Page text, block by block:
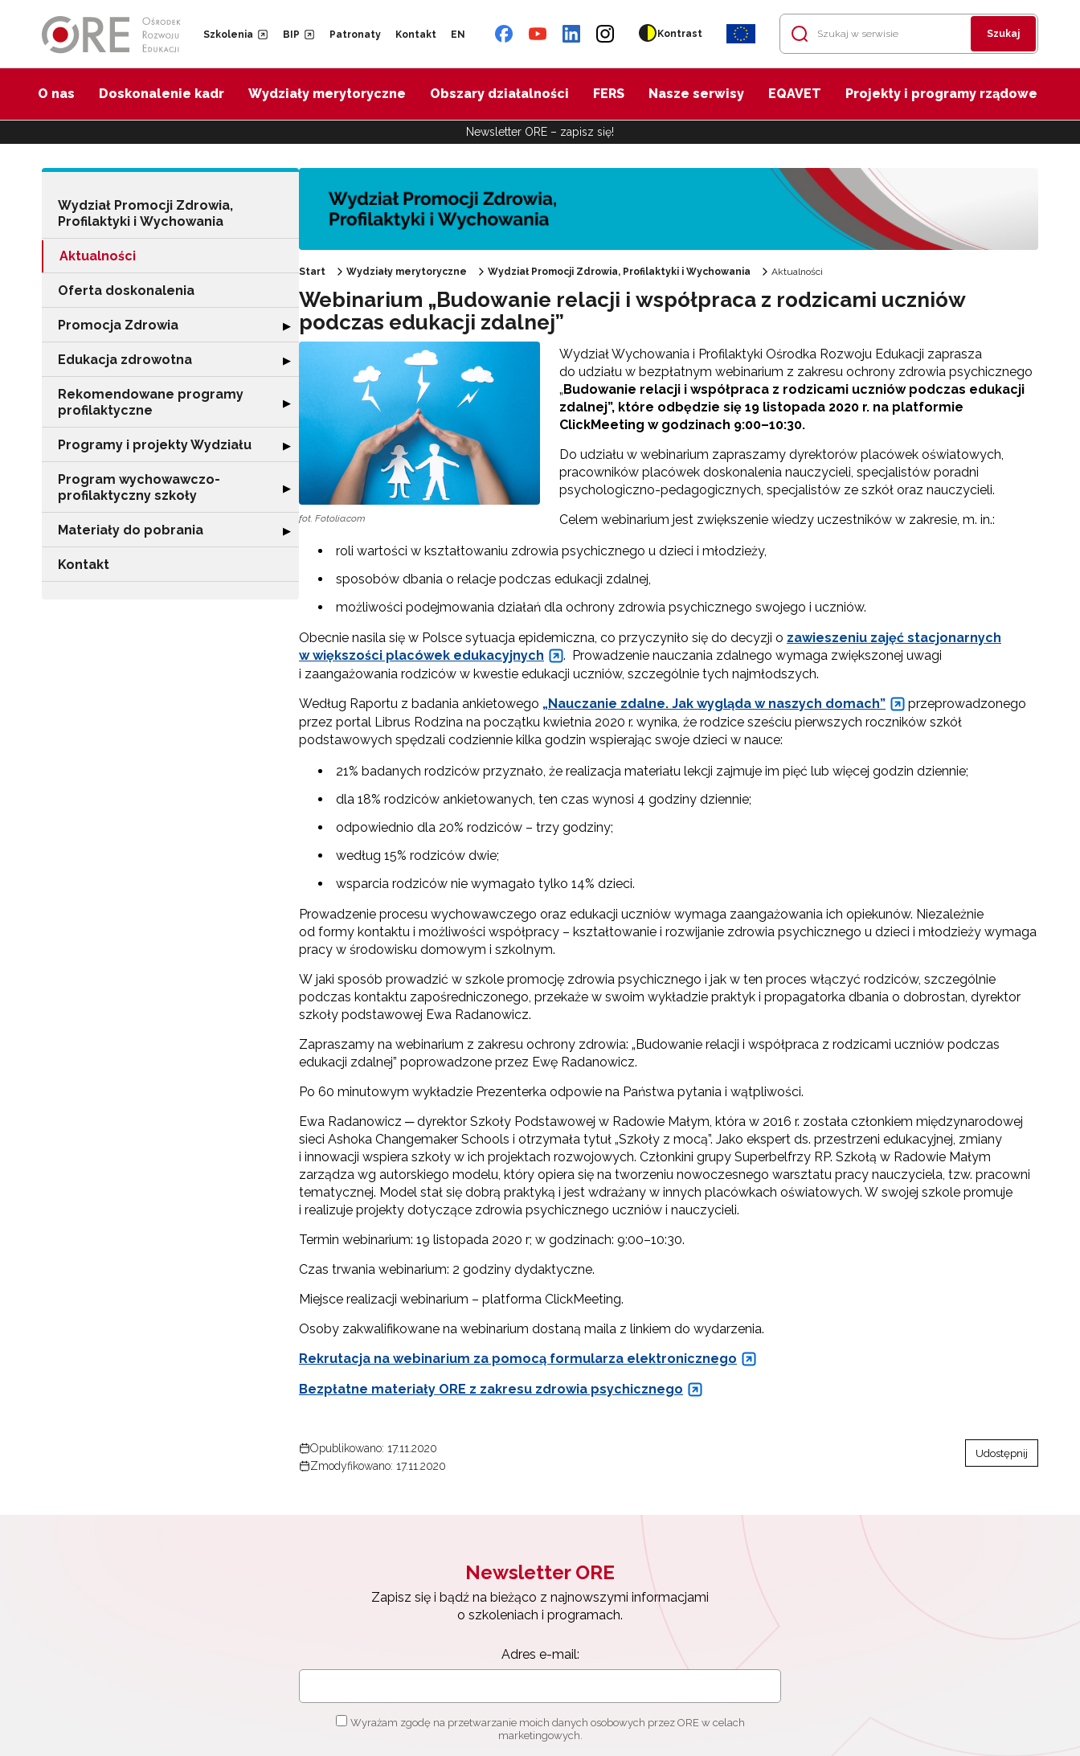
Szkolenia BIP Patronaty Kontakt EN Kontrast Szukaj
O nas Doskonalenie kadr Wydziały merytoryczne Obszary działalności FERS Nasze serwisy EQAVET Projekty i programy rządowe
Newsletter ORE – zapisz się!
Wydział Promocji Zdrowia,
Profilaktyki i Wychowania
Aktualności
Oferta doskonalenia
Promocja Zdrowia Rozwiń sekcję "Promocja Zdrowia"
▶
Edukacja zdrowotna Rozwiń sekcję "Edukacja zdrowotna"
▶
Rekomendowane programy
profilaktyczne
Rozwiń sekcję "Rekomendowane programy profilaktyczne"
▶
Programy i projekty Wydziału Rozwiń sekcję "Programy i projekty Wydziału"
▶
Program wychowawczo-
profilaktyczny szkoły
Rozwiń sekcję "Program wychowawczo-profilaktyczny szkoły"
▶
Materiały do pobrania Rozwiń sekcję "Materiały do pobrania"
▶
Kontakt
Start Wydziały merytoryczne Wydział Promocji Zdrowia, Profilaktyki i Wychowania Aktualności
Webinarium „Budowanie relacji i współpraca z rodzicami uczniów
podczas edukacji zdalnej”
fot. Fotolia.com
Wydział Wychowania i Profilaktyki Ośrodka Rozwoju Edukacji zaprasza
do udziału w bezpłatnym webinarium z zakresu ochrony zdrowia psychicznego
„ Budowanie relacji i współpraca z rodzicami uczniów podczas edukacji
zdalnej”, które odbędzie się 19 listopada 2020 r. na platformie
ClickMeeting w godzinach 9:00–10:30.
Do udziału w webinarium zapraszamy dyrektorów placówek oświatowych,
pracowników placówek doskonalenia nauczycieli, specjalistów poradni
psychologiczno-pedagogicznych, specjalistów ze szkół oraz nauczycieli.
Celem webinarium jest zwiększenie wiedzy uczestników w zakresie, m. in.:
roli wartości w kształtowaniu zdrowia psychicznego u dzieci i młodzieży,
sposobów dbania o relacje podczas edukacji zdalnej,
możliwości podejmowania działań dla ochrony zdrowia psychicznego swojego i uczniów.
Obecnie nasila się w Polsce sytuacja epidemiczna, co przyczyniło się do decyzji o zawieszeniu zajęć stacjonarnych
w większości placówek edukacyjnych
. Prowadzenie nauczania zdalnego wymaga zwiększonej uwagi
i zaangażowania rodziców w kwestie edukacji uczniów, szczególnie tych najmłodszych.
Według Raportu z badania ankietowego „Nauczanie zdalne. Jak wygląda w naszych domach”
przeprowadzonego
przez portal Librus Rodzina na początku kwietnia 2020 r. wynika, że rodzice sześciu pierwszych roczników szkół
podstawowych spędzali codziennie kilka godzin wspierając swoje dzieci w nauce:
21% badanych rodziców przyznało, że realizacja materiału lekcji zajmuje im pięć lub więcej godzin dziennie;
dla 18% rodziców ankietowanych, ten czas wynosi 4 godziny dziennie;
odpowiednio dla 20% rodziców – trzy godziny;
według 15% rodziców dwie;
wsparcia rodziców nie wymagało tylko 14% dzieci.
Prowadzenie procesu wychowawczego oraz edukacji uczniów wymaga zaangażowania ich opiekunów. Niezależnie
od formy kontaktu i możliwości współpracy – kształtowanie i rozwijanie zdrowia psychicznego u dzieci i młodzieży wymaga
pracy w środowisku domowym i szkolnym.
W jaki sposób prowadzić w szkole promocję zdrowia psychicznego i jak w ten proces włączyć rodziców, szczególnie
podczas kontaktu zapośredniczonego, przekaże w swoim wykładzie praktyk i propagatorka dbania o dobrostan, dyrektor
szkoły podstawowej Ewa Radanowicz.
Zapraszamy na webinarium z zakresu ochrony zdrowia: „Budowanie relacji i współpraca z rodzicami uczniów podczas
edukacji zdalnej” poprowadzone przez Ewę Radanowicz.
Po 60 minutowym wykładzie Prezenterka odpowie na Państwa pytania i wątpliwości.
Ewa Radanowicz ─ dyrektor Szkoły Podstawowej w Radowie Małym, która w 2016 r. została członkiem międzynarodowej
sieci Ashoka Changemaker Schools i otrzymała tytuł „Szkoły z mocą”. Jako ekspert ds. przestrzeni edukacyjnej, zmiany
i innowacji wspiera szkoły w ich projektach rozwojowych. Członkini grupy Superbelfrzy RP. Szkołą w Radowie Małym
zarządza wg autorskiego modelu, który opiera się na tworzeniu nowoczesnego warsztatu pracy nauczyciela, tzw. pracowni
tematycznej. Model stał się dobrą praktyką i jest wdrażany w innych placówkach oświatowych. W swojej szkole promuje
i realizuje projekty dotyczące zdrowia psychicznego uczniów i nauczycieli.
Termin webinarium: 19 listopada 2020 r; w godzinach: 9:00–10:30.
Czas trwania webinarium: 2 godziny dydaktyczne.
Miejsce realizacji webinarium – platforma ClickMeeting.
Osoby zakwalifikowane na webinarium dostaną maila z linkiem do wydarzenia.
Rekrutacja na webinarium za pomocą formularza elektronicznego
Bezpłatne materiały ORE z zakresu zdrowia psychicznego
Opublikowano: 17.11.2020
Zmodyfikowano: 17.11.2020
Udostępnij
Newsletter ORE
Zapisz się i bądź na bieżąco z najnowszymi informacjami
o szkoleniach i programach.
Adres e-mail:
Wyrażam zgodę na przetwarzanie moich danych osobowych przez ORE w celach
marketingowych.
Newsletter ORE
Zapisz się i bądź na bieżąco z najnowszymi informacjami
o szkoleniach i programach.
Adres e-mail:
Wyrażam zgodę na przetwarzanie moich danych osobowych przez ORE w
Zapisuję się